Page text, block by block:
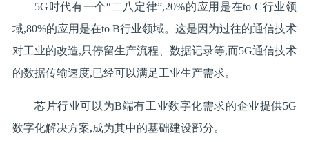
5G时代有一个“二八定律”,20%的应用是在to C行业领
域,80%的应用是在to B行业领域。这是因为过往的通信技术
对工业的改造,只停留生产流程、数据记录等,而5G通信技术
的数据传输速度,已经可以满足工业生产需求。
芯片行业可以为B端有工业数字化需求的企业提供5G
数字化解决方案,成为其中的基础建设部分。